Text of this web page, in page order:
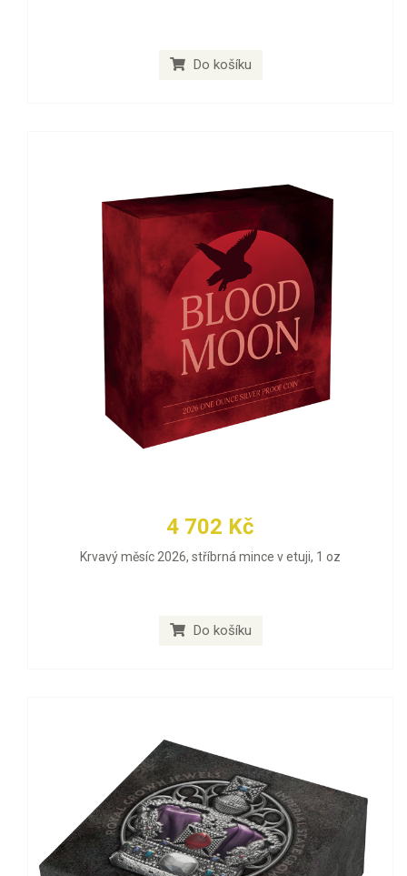
Do košíku
4 702 Kč
Krvavý měsíc 2026, stříbrná mince v etuji, 1 oz
Do košíku